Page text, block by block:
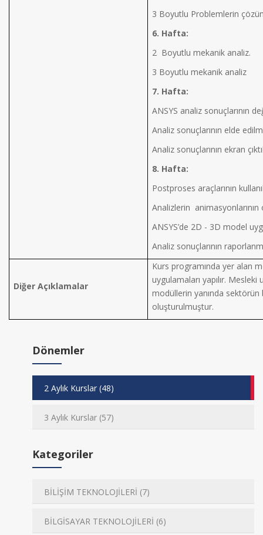
3 Boyutlu Problemlerin
6. Hafta:
2 Boyutlu mekanik analiz.
3 Boyutlu mekanik analiz
7. Hafta:
ANSYS analiz
Analiz sonuçlarının elde
Analiz sonuçlarının ekran
8. Hafta:
Postproses araçlarının
Analizlerin animasyonlarının
ANSYS’de 2D - 3D model
Analiz sonuçlarının
Diğer Açıklamalar
Kurs programında yer alan
uygulamaları yapılır.
modüllerin yanında sektörün
oluşturulmuştur.
Dönemler
2 Aylık Kurslar (48)
3 Aylık Kurslar (57)
Kategoriler
BİLİŞİM TEKNOLOJİLERİ (7)
BİLGİSAYAR TEKNOLOJİLERİ (6)